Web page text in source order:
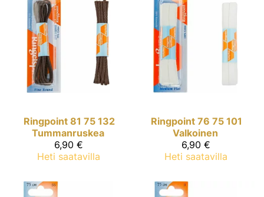
Ringpoint 81 75 132
Tummanruskea
6,90 €
Heti saatavilla
Ringpoint 76 75 101
Valkoinen
6,90 €
Heti saatavilla